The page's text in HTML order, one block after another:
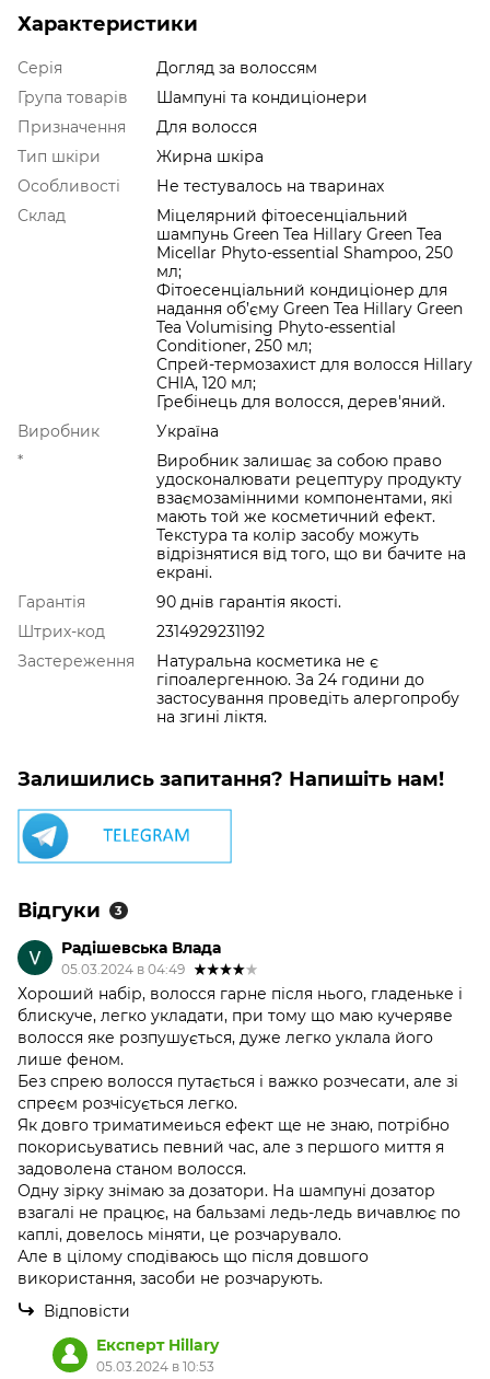
Характеристики
Серія
Догляд за волоссям
Група товарів
Шампуні та кондиціонери
Призначення
Для волосся
Тип шкіри
Жирна шкіра
Особливості
Не тестувалось на тваринах
Склад
Міцелярний фітоесенціальний
шампунь Green Tea Hillary Green Tea
Micellar Phyto-essential Shampoo, 250
мл;
Фітоесенціальний кондиціонер для
надання об’єму Green Tea Hillary Green
Tea Volumising Phyto-essential
Conditioner, 250 мл;
Спрей-термозахист для волосся Hillary
CHIA, 120 мл;
Гребінець для волосся, дерев'яний.
Виробник
Україна
*
Виробник залишає за собою право
удосконалювати рецептуру продукту
взаємозамінними компонентами, які
мають той же косметичний ефект.
Текстура та колір засобу можуть
відрізнятися від того, що ви бачите на
екрані.
Гарантія
90 днів гарантія якості.
Штрих-код
2314929231192
Застереження
Натуральна косметика не є
гіпоалергенною. За 24 години до
застосування проведіть алергопробу
на згині ліктя.
Залишились запитання? Напишіть нам!
Відгуки 3
Радішевська Влада
05.03.2024 в 04:49
Хороший набір, волосся гарне після нього, гладеньке і
блискуче, легко укладати, при тому що маю кучеряве
волосся яке розпушується, дуже легко уклала його
лише феном.
Без спрею волосся путається і важко розчесати, але зі
спреєм розчісується легко.
Як довго триматимеиься ефект ще не знаю, потрібно
покорисьуватись певний час, але з першого миття я
задоволена станом волосся.
Одну зірку знімаю за дозатори. На шампуні дозатор
взагалі не працює, на бальзамі ледь-ледь вичавлює по
каплі, довелось міняти, це розчарувало.
Але в цілому сподіваюсь що після довшого
використання, засоби не розчарують.
Відповісти
Експерт Hillary
05.03.2024 в 10:53